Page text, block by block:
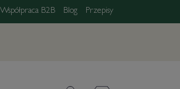
Współpraca B2B Blog Przepisy